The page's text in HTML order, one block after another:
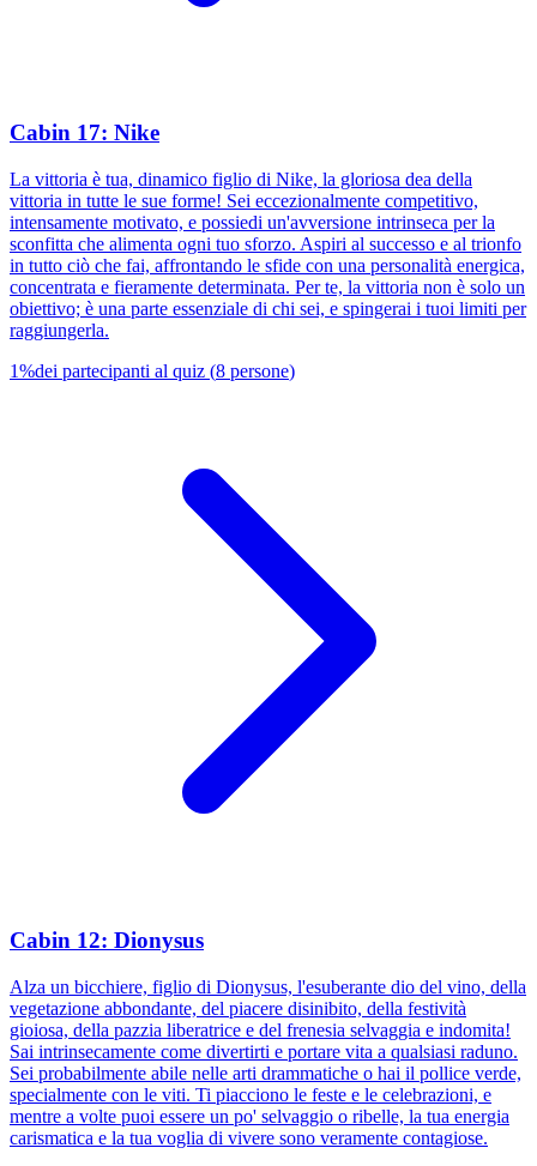
Cabin 17: Nike
La vittoria è tua, dinamico figlio di Nike, la gloriosa dea della
vittoria in tutte le sue forme! Sei eccezionalmente competitivo,
intensamente motivato, e possiedi un'avversione intrinseca per la
sconfitta che alimenta ogni tuo sforzo. Aspiri al successo e al trionfo
in tutto ciò che fai, affrontando le sfide con una personalità energica,
concentrata e fieramente determinata. Per te, la vittoria non è solo un
obiettivo; è una parte essenziale di chi sei, e spingerai i tuoi limiti per
raggiungerla.
1%dei partecipanti al quiz (8 persone)
Cabin 12: Dionysus
Alza un bicchiere, figlio di Dionysus, l'esuberante dio del vino, della
vegetazione abbondante, del piacere disinibito, della festività
gioiosa, della pazzia liberatrice e del frenesia selvaggia e indomita!
Sai intrinsecamente come divertirti e portare vita a qualsiasi raduno.
Sei probabilmente abile nelle arti drammatiche o hai il pollice verde,
specialmente con le viti. Ti piacciono le feste e le celebrazioni, e
mentre a volte puoi essere un po' selvaggio o ribelle, la tua energia
carismatica e la tua voglia di vivere sono veramente contagiose.